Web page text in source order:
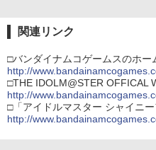
関連リンク
□バンダイナムコゲームスのホー
http://
□THE IDOLM@STER OFFICAL
http://
□「アイドルマスター シャイニ
http://